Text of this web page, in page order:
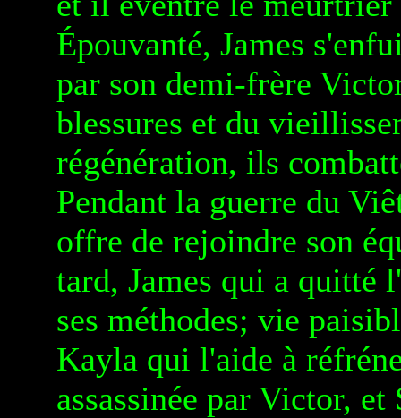
Épouvanté, James
par son demi-frère
blessures et du
régénération, ils
Pendant la guerre du
offre de rejoindre son
tard, James qui a quitté
ses méthodes; vie
Kayla qui l'aide à
assassinée par Victor,